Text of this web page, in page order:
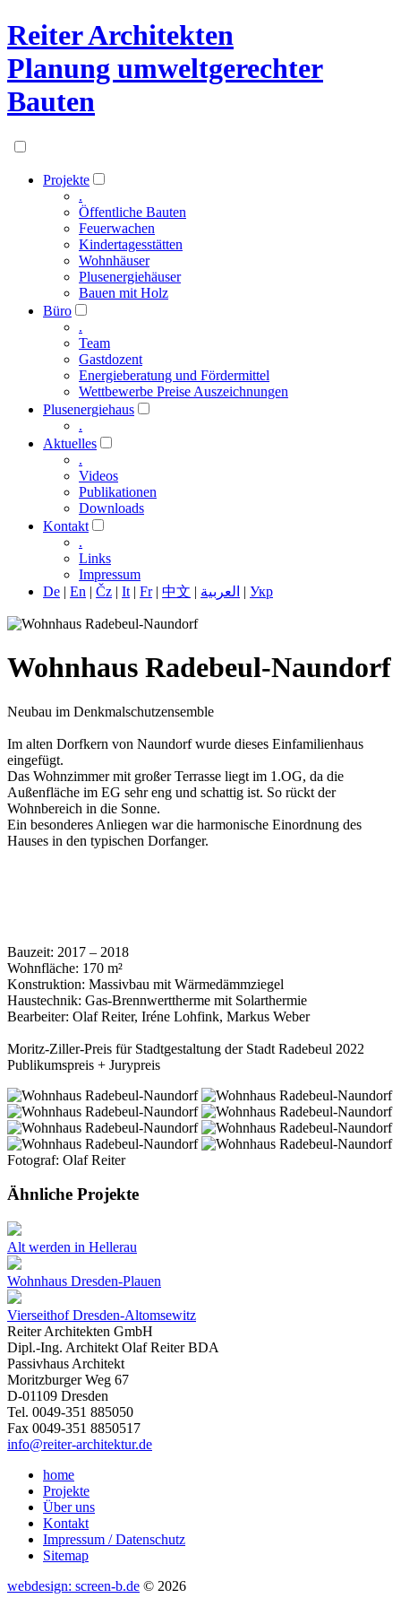
Reiter Architekten
Planung umweltgerechter
Bauten
Projekte
.
Öffentliche Bauten
Feuerwachen
Kindertagesstätten
Wohnhäuser
Plusenergiehäuser
Bauen mit Holz
Büro
.
Team
Gastdozent
Energieberatung und Fördermittel
Wettbewerbe Preise Auszeichnungen
Plusenergiehaus
.
Aktuelles
.
Videos
Publikationen
Downloads
Kontakt
.
Links
Impressum
De | En | Čz | It | Fr| 中文 | العربية | Укр
Wohnhaus Radebeul-Naundorf
Neubau im Denkmalschutzensemble
Im alten Dorfkern von Naundorf wurde dieses Einfamilienhaus
eingefügt.
Das Wohnzimmer mit großer Terrasse liegt im 1.OG, da die
Außenfläche im EG sehr eng und schattig ist. So rückt der
Wohnbereich in die Sonne.
Ein besonderes Anliegen war die harmonische Einordnung des
Hauses in den typischen Dorfanger.
Bauzeit: 2017 – 2018
Wohnfläche: 170 m²
Konstruktion: Massivbau mit Wärmedämmziegel
Haustechnik: Gas-Brennwerttherme mit Solarthermie
Bearbeiter: Olaf Reiter, Iréne Lohfink, Markus Weber
Moritz-Ziller-Preis für Stadtgestaltung der Stadt Radebeul 2022
Publikumspreis + Jurypreis
Fotograf: Olaf Reiter
Ähnliche Projekte
Alt werden in Hellerau
Wohnhaus Dresden-Plauen
Vierseithof Dresden-Altomsewitz
Reiter Architekten GmbH
Dipl.-Ing. Architekt Olaf Reiter BDA
Passivhaus Architekt
Moritzburger Weg 67
D-01109 Dresden
Tel. 0049-351 885050
Fax 0049-351 8850517
info@reiter-architektur.de
home
Projekte
Über uns
Kontakt
Impressum / Datenschutz
Sitemap
webdesign: screen-b.de © 2026